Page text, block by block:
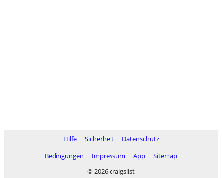
Hilfe Sicherheit
Datenschutz
Bedingungen
Impressum App
Sitemap
© 2026 craigslist